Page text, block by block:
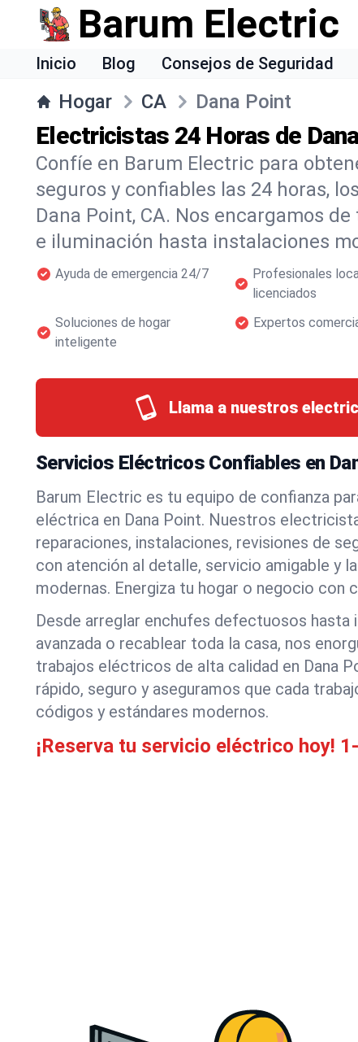
Barum Electric
Inicio Blog Consejos de Seguridad
Hogar CA Dana Point
Electricistas 24 Horas de
Confíe en Barum Electric para
seguros y confiables las 24 horas,
Dana Point, CA. Nos encargamos
e iluminación hasta instalaciones
Ayuda de emergencia 24/7
Profesionales
licenciados
Soluciones de hogar
inteligente
Expertos
Llama a nuestros
Servicios Eléctricos Confiables en
Barum Electric es tu equipo de confianza
eléctrica en Dana Point. Nuestros
reparaciones, instalaciones, revisiones de
con atención al detalle, servicio amigable y
modernas. Energiza tu hogar o negocio con
Desde arreglar enchufes defectuosos hasta
avanzada o recablear toda la casa, nos
trabajos eléctricos de alta calidad en Dana
rápido, seguro y aseguramos que cada
códigos y estándares modernos.
¡Reserva tu servicio eléctrico hoy!